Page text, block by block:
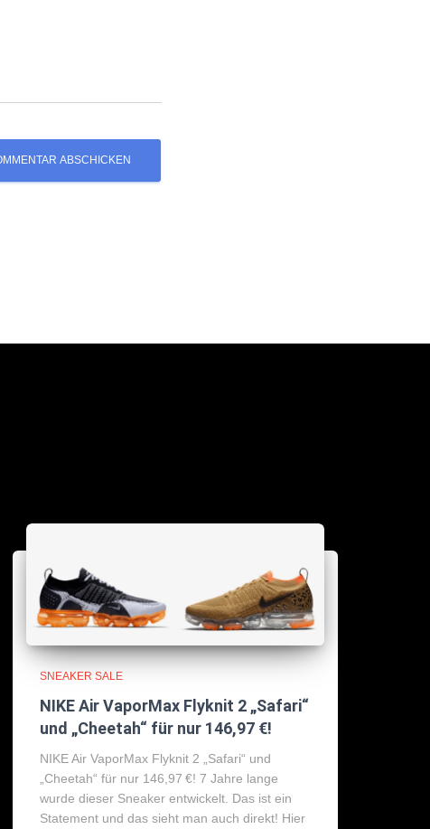
SNEAKER SALE
NIKE Air VaporMax Flyknit 2 „Safari“
und „Cheetah“ für nur 146,97 €!
NIKE Air VaporMax Flyknit 2 „Safari“ und
„Cheetah“ für nur 146,97 €! 7 Jahre lange
wurde dieser Sneaker entwickelt. Das ist ein
Statement und das sieht man auch direkt! Hier